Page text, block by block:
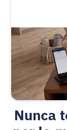
Nunca